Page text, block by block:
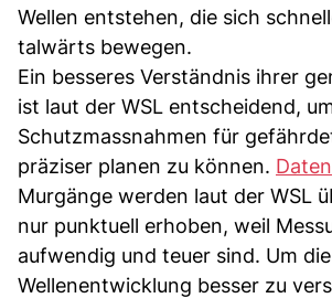
Wellen entstehen, die sich
talwärts bewegen.
Ein besseres Verständnis ihrer
ist laut der WSL entscheidend,
Schutzmassnahmen für
präziser planen zu können. Daten
Murgänge werden laut der WSL
nur punktuell erhoben, weil
aufwendig und teuer sind. Um die
Wellenentwicklung besser zu